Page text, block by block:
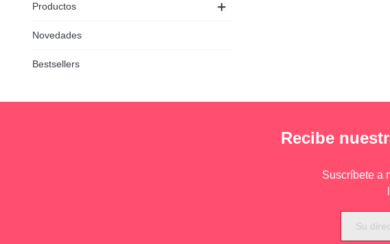
Productos
Novedades
Bestsellers
Recibe
Suscríbete a